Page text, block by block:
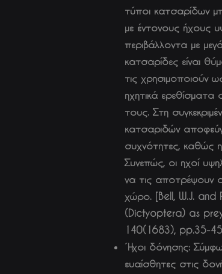
τύποι κατσαρίδων
με έντονους ήχους
περιβάλλοντα με
κατσαρίδες είναι
τις χρησιμοποιούν
ηχητικά
τους. Στη
κατσαριδών
συχνότητες, καθώς
Συνεπώς, οι ηχοί
να τις αποτρέψουν
χώρο. [Bell, W.J. and
(Dictyoptera) as
140(1683), pp.35-
Ήχοι δόνησης:
ευαίσθητες στις